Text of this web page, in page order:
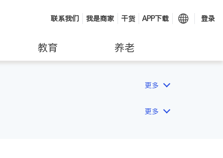
联系我们 我是商家 干货 APP下载 登录
教育 养老
更多
更多